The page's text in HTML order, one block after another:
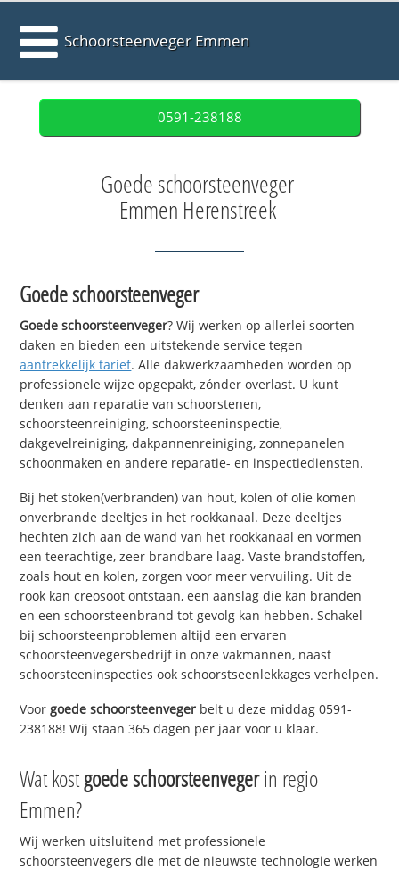
Schoorsteenveger Emmen
0591-238188
Goede schoorsteenveger
Emmen Herenstreek
Goede schoorsteenveger
Goede schoorsteenveger? Wij werken op allerlei soorten
daken en bieden een uitstekende service tegen
aantrekkelijk tarief. Alle dakwerkzaamheden worden op
professionele wijze opgepakt, zónder overlast. U kunt
denken aan reparatie van schoorstenen,
schoorsteenreiniging, schoorsteeninspectie,
dakgevelreiniging, dakpannenreiniging, zonnepanelen
schoonmaken en andere reparatie- en inspectiediensten.
Bij het stoken(verbranden) van hout, kolen of olie komen
onverbrande deeltjes in het rookkanaal. Deze deeltjes
hechten zich aan de wand van het rookkanaal en vormen
een teerachtige, zeer brandbare laag. Vaste brandstoffen,
zoals hout en kolen, zorgen voor meer vervuiling. Uit de
rook kan creosoot ontstaan, een aanslag die kan branden
en een schoorsteenbrand tot gevolg kan hebben. Schakel
bij schoorsteenproblemen altijd een ervaren
schoorsteenvegersbedrijf in onze vakmannen, naast
schoorsteeninspecties ook schoorstseenlekkages verhelpen.
Voorgoede schoorsteenveger belt u deze middag 0591-
238188! Wij staan 365 dagen per jaar voor u klaar.
Wat kostgoede schoorsteenvegerin regio
Emmen?
Wij werken uitsluitend met professionele
schoorsteenvegers die met de nieuwste technologie werken